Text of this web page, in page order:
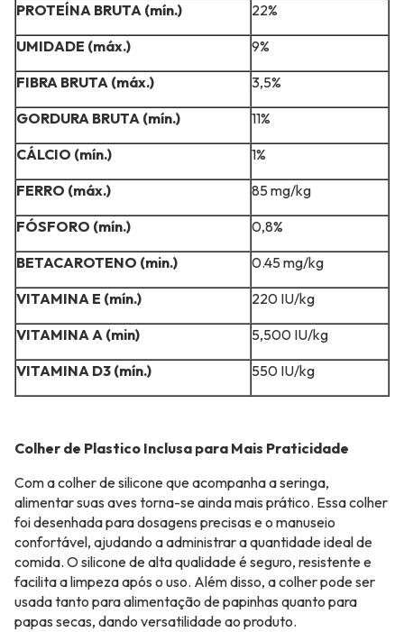
PROTEÍNA BRUTA (mín.)
22%
UMIDADE (máx.)
9%
FIBRA BRUTA (máx.)
3,5%
GORDURA BRUTA (mín.)
11%
CÁLCIO (mín.)
1%
FERRO (máx.)
85 mg/kg
FÓSFORO (mín.)
0,8%
BETACAROTENO (min.)
0.45 mg/kg
VITAMINA E (mín.)
220 IU/kg
VITAMINA A (min)
5,500 IU/kg
VITAMINA D3 (mín.)
550 IU/kg
Colher de Plastico Inclusa para Mais Praticidade
Com a colher de silicone que acompanha a seringa,
alimentar suas aves torna-se ainda mais prático. Essa colher
foi desenhada para dosagens precisas e o manuseio
confortável, ajudando a administrar a quantidade ideal de
comida. O silicone de alta qualidade é seguro, resistente e
facilita a limpeza após o uso. Além disso, a colher pode ser
usada tanto para alimentação de papinhas quanto para
papas secas, dando versatilidade ao produto.